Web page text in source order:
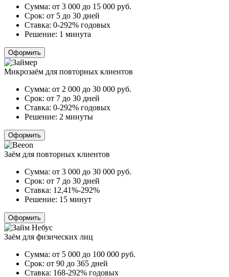
Сумма: от 3 000 до 15 000 руб.
Срок: от 5 до 30 дней
Ставка: 0-292% годовых
Решение: 1 минута
Оформить
Микрозаём для повторных клиентов
Сумма: от 2 000 до 30 000 руб.
Срок: от 7 до 30 дней
Ставка: 0-292% годовых
Решение: 2 минуты
Оформить
Заём для повторных клиентов
Сумма: от 3 000 до 30 000 руб.
Срок: от 7 до 30 дней
Ставка: 12,41%-292%
Решение: 15 минут
Оформить
Заём для физических лиц
Сумма: от 5 000 до 100 000 руб.
Срок: от 90 до 365 дней
Ставка: 168-292% годовых